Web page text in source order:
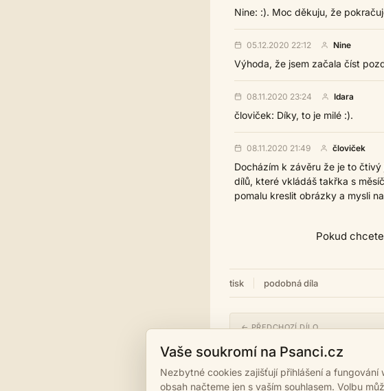
Nine: :). Moc děkuju, že
05.12.2020 22:12 Nine
Výhoda, že jsem začala číst
08.11.2020 23:24 Idara
človiček: Díky, to je milé :).
08.11.2020 21:49 človiček
Docházím k závěru že je to
dílů, které vkládáš takřka s
pomalu kreslit obrázky a mysli
Pokud
tisk podobná díla
← PŘEDCHOZÍ DÍLO
Vaše soukromí na Psanci.cz
Nezbytné cookies zajišťují přihlášení a
obsah načteme jen s vaším souhlasem. Volbu